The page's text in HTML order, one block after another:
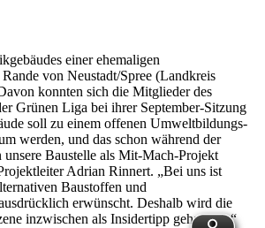
einer ehemaligen
von Neustadt/Spree (Landkreis
konnten sich die Mitglieder des
Grünen Liga bei ihrer September-Sitzung
soll zu einem offenen Umweltbildungs-
werden, und das schon während der
unsere Baustelle als Mit-Mach-Projekt
Adrian Rinnert. „Bei uns ist
Baustoffen und
erwünscht. Deshalb wird die
inzwischen als Insidertipp gehandelt.“